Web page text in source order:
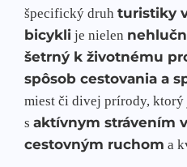
špecifický druh turistiky
bicykli je nielen
šetrný k životnému
spôsob cestovania a
miest či divej prírody,
s aktívnym strávením
cestovným ruchom a